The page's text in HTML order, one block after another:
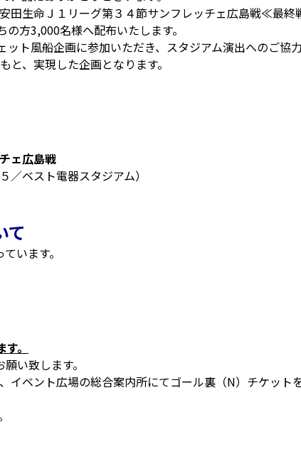
田生命Ｊ１リーグ第３４節サンフレッチェ広島戦≪最
方3,000名様へ配布いたします。
ト風船企画に参加いただき、スタジアム演出へのご協
、実現した企画となります。
ェ広島戦
ベスト電器スタジアム）
て
います。
。
い致します。
イベント広場の総合案内所にてゴール裏（N）チケット